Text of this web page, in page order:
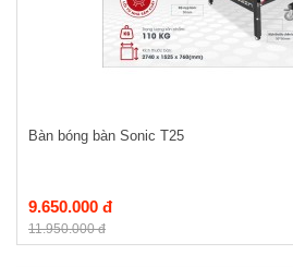
Bàn bóng bàn Sonic T25
9.650.000 đ
11.950.000 đ